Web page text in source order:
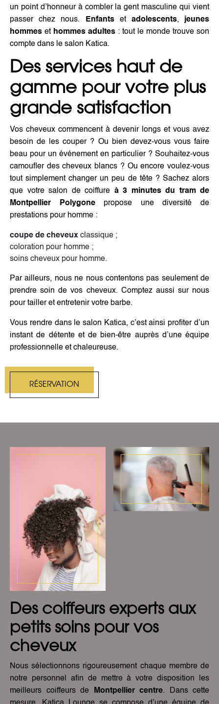
un point d’honneur à combler la gent masculine qui vient
passer chez nous.
Enfantset adolescents, jeunes
hommes et hommes adultes : tout le monde trouve son
compte dans le salon Katica.
Des services haut de
gamme pour votre plus
grande satisfaction
Vos cheveux commencent à devenir longs et vous avez
besoin de les couper ? Ou bien devez-vous vous faire
beau pour un événement en particulier ? Souhaitez-vous
camoufler des cheveux blancs ? Ou encore voulez-vous
tout simplement changer un peu de tête ? Sachez alors
que votre salon de coiffure à 3 minutes du tram de
Montpellier Polygonepropose une diversité de
prestations pour homme :
coupe de cheveux classique ;
coloration pour homme ;
soins cheveux pour homme.
Par ailleurs, nous ne nous contentons pas seulement de
prendre soin de vos cheveux. Comptez aussi sur nous
pour tailler et entretenir votre barbe.
Vous rendre dans le salon Katica, c’est ainsi profiter d’un
instant de détente et de bien-être auprès d’une équipe
professionnelle et chaleureuse.
RÉSERVATION
Des coiffeurs experts aux
petits soins pour vos
cheveux
Nous sélectionnons rigoureusement chaque membre de
notre personnel afin de mettre à votre disposition les
meilleurs coiffeurs de
Montpellier centre. Dans cette